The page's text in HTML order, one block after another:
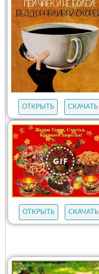
ОТКРЫТЬ СКАЧАТЬ
ОТКРЫТЬ СКАЧАТЬ